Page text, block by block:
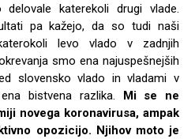
katerekoli drugi vlade.
pa kažejo, da so tudi naši
levo vlado v zadnjih
smo ena najuspešnejših
slovensko vlado in vladami v
bistvena razlika. Mi se ne
novega koronavirusa, ampak
opozicijo. Njihov moto je